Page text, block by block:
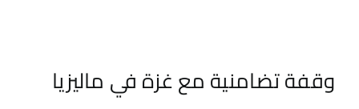
وقفة تضامنية مع غزة في ماليزيا